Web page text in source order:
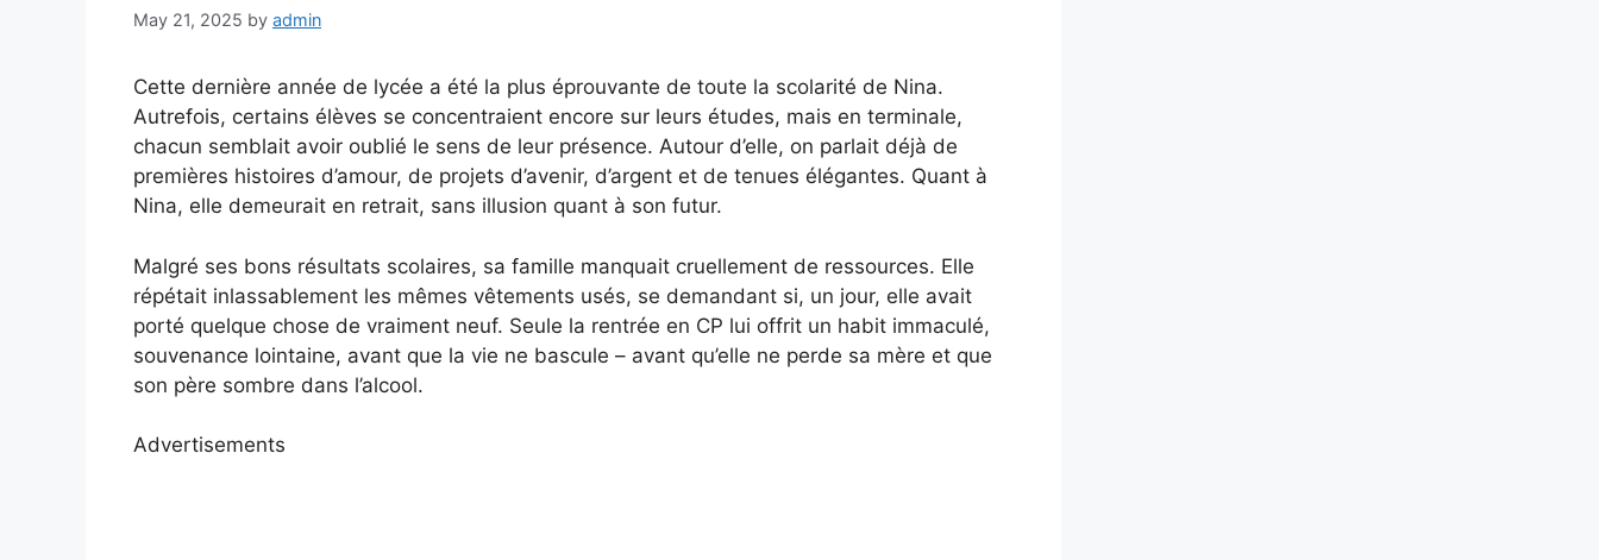
May 21, 2025 by admin
Cette dernière année de lycée a été la plus éprouvante de toute la scolarité de Nina.
Autrefois, certains élèves se concentraient encore sur leurs études, mais en terminale,
chacun semblait avoir oublié le sens de leur présence. Autour d’elle, on parlait déjà de
premières histoires d’amour, de projets d’avenir, d’argent et de tenues élégantes. Quant à
Nina, elle demeurait en retrait, sans illusion quant à son futur.
Malgré ses bons résultats scolaires, sa famille manquait cruellement de ressources. Elle
répétait inlassablement les mêmes vêtements usés, se demandant si, un jour, elle avait
porté quelque chose de vraiment neuf. Seule la rentrée en CP lui offrit un habit immaculé,
souvenance lointaine, avant que la vie ne bascule – avant qu’elle ne perde sa mère et que
son père sombre dans l’alcool.
Advertisements